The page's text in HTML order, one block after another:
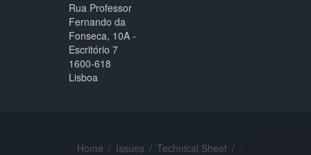
Rua Professor
Fernando da
Fonseca, 10A -
Escritório 7
1600-618
Lisboa
Home / Issues / Technical Sheet /